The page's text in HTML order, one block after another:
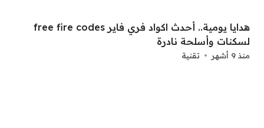
هدايا يومية.. أحدث اكواد فري فاير free fire codes
لسكنات وأسلحة نادرة
منذ 9 أشهر تقنية